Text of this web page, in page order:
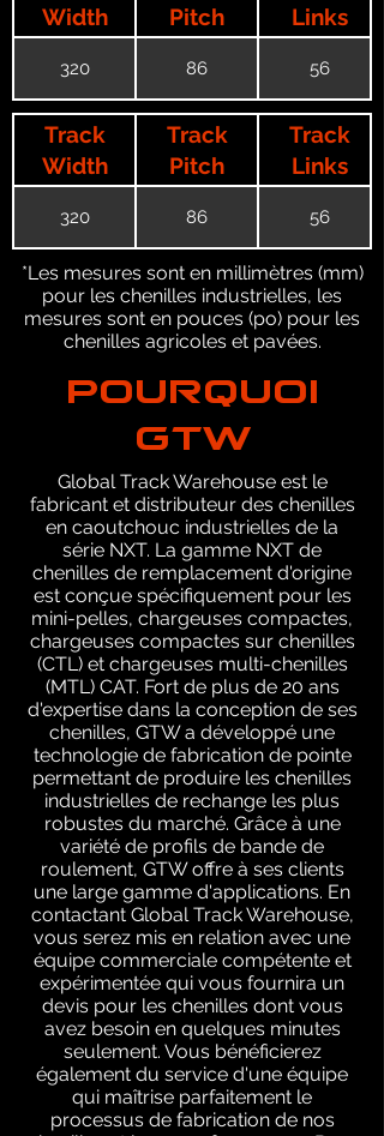
Width
Pitch
Links
320 86 56
Track
Width
Track
Pitch
Track
Links
320 86 56
*Les mesures sont en millimètres (mm)
pour les chenilles industrielles, les
mesures sont en pouces (po) pour les
chenilles agricoles et pavées.
POURQUOI
GTW
Global Track Warehouse est le
fabricant et distributeur des chenilles
en caoutchouc industrielles de la
série NXT. La gamme NXT de
chenilles de remplacement d'origine
est conçue spécifiquement pour les
mini-pelles, chargeuses compactes,
chargeuses compactes sur chenilles
(CTL) et chargeuses multi-chenilles
(MTL) CAT. Fort de plus de 20 ans
d'expertise dans la conception de ses
chenilles, GTW a développé une
technologie de fabrication de pointe
permettant de produire les chenilles
industrielles de rechange les plus
robustes du marché. Grâce à une
variété de profils de bande de
roulement, GTW offre à ses clients
une large gamme d'applications. En
contactant Global Track Warehouse,
vous serez mis en relation avec une
équipe commerciale compétente et
expérimentée qui vous fournira un
devis pour les chenilles dont vous
avez besoin en quelques minutes
seulement. Vous bénéficierez
également du service d'une équipe
qui maîtrise parfaitement le
processus de fabrication de nos